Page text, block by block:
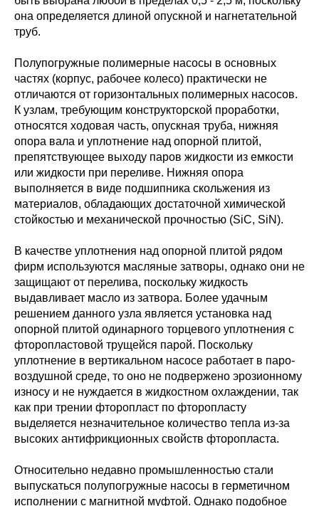
она определяется длиной опускной и нагнетательной
труб.
Полупогружные полимерные насосы в основных
частях (корпус, рабочее колесо) практически не
отличаются от горизонтальных полимерных насосов.
К узлам, требующим конструкторской проработки,
относятся ходовая часть, опускная труба, нижняя
опора вала и уплотнение над опорной плитой,
препятствующее выходу паров жидкости из емкости
или жидкости при переливе. Нижняя опора
выполняется в виде подшипника скольжения из
материалов, обладающих достаточной химической
стойкостью и механической прочностью (SiC, SiN).
В качестве уплотнения над опорной плитой рядом
фирм используются масляные затворы, однако они не
защищают от перелива, поскольку жидкость
выдавливает масло из затвора. Более удачным
решением данного узла является установка над
опорной плитой одинарного торцевого уплотнения с
фторопластовой трущейся парой. Поскольку
уплотнение в вертикальном насосе работает в паро-
воздушной среде, то оно не подвержено эрозионному
износу и не нуждается в жидкостном охлаждении, так
как при трении фторопласт по фторопласту
выделяется незначительное количество тепла из-за
высоких антифрикционных свойств фторопласта.
Относительно недавно промышленностью стали
выпускаться полупогружные насосы в герметичном
исполнении с магнитной муфтой. Однако подобное